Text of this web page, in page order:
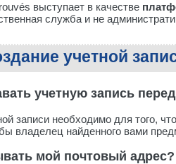
выступает в качестве
служба и не
учетной
учетную запись
записи необходимо для того,
владелец найденного вами
мой почтовый адрес?